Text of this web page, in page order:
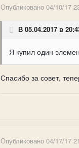
Опубликовано 04/10/17
В 05.04.2017 в
Я купил один
Спасибо за совет,
Опубликовано 04/17/17